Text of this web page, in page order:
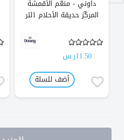
داوني - منعّم الأقمشة
المركّز حديقة الأحلام 1لتر
11.50ر.س
أضف للسلة